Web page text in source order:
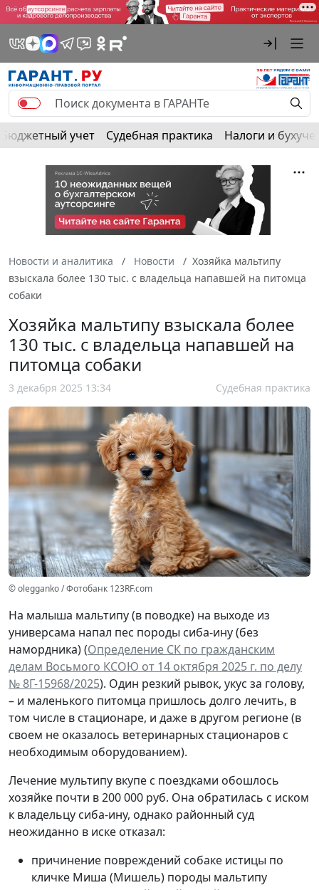
Бюджетный учет Судебная практика Налоги и
Новости и аналитика Новости
Хозяйка мальтипу
взыскала более 130 тыс. с владельца напавшей на питомца
собаки
Хозяйка мальтипу взыскала более
130 тыс. с владельца напавшей на
питомца собаки
3 декабря 2025 13:34 Судебная практика
© olegganko / Фотобанк 123RF.com
На малыша мальтипу (в поводке) на выходе из
универсама напал пес породы сиба-ину (без
намордника) (Определение СК по гражданским
делам Восьмого КСОЮ от 14 октября 2025 г. по делу
№ 8Г-15968/2025). Один резкий рывок, укус за голову,
– и маленького питомца пришлось долго лечить, в
том числе в стационаре, и даже в другом регионе (в
своем не оказалось ветеринарных стационаров с
необходимым оборудованием).
Лечение мультипу вкупе с поездками обошлось
хозяйке почти в 200 000 руб. Она обратилась с иском
к владельцу сиба-ину, однако районный суд
неожиданно в иске отказал:
причинение повреждений собаке истицы по
кличке Миша (Мишель) породы мальтипу